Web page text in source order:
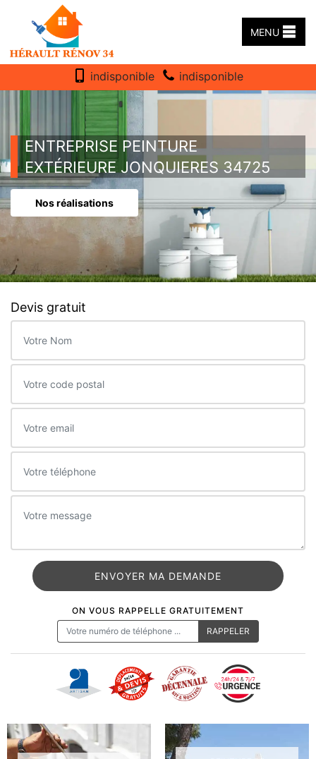
MENU
indisponible indisponible
ENTREPRISE PEINTURE
EXTÉRIEURE JONQUIERES 34725
Nos réalisations
Devis gratuit
ON VOUS RAPPELLE GRATUITEMENT